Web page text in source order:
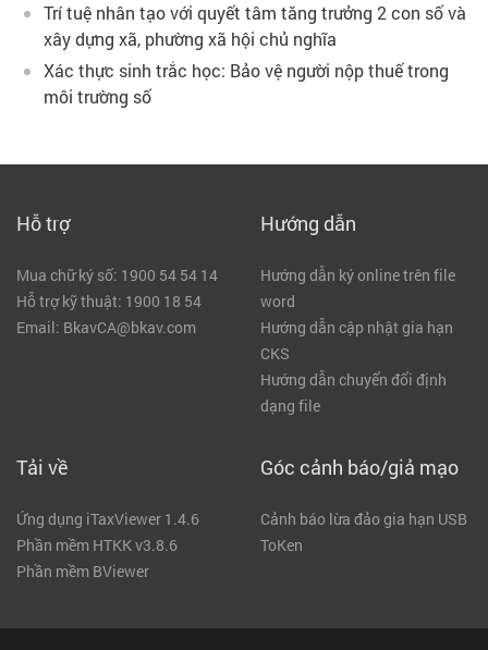
Trí tuệ nhân tạo với quyết tâm tăng trưởng 2 con số và
xây dựng xã, phường xã hội chủ nghĩa
Xác thực sinh trắc học: Bảo vệ người nộp thuế trong
môi trường số
Hỗ trợ
Mua chữ ký số: 1900 54 54 14
Hỗ trợ kỹ thuật: 1900 18 54
Email: BkavCA@bkav.com
Hướng dẫn
Hướng dẫn ký online trên file
word
Hướng dẫn cập nhật gia hạn
CKS
Hướng dẫn chuyển đổi định
dạng file
Tải về
Ứng dụng iTaxViewer 1.4.6
Phần mềm HTKK v3.8.6
Phần mềm BViewer
Góc cảnh báo/giả mạo
Cảnh báo lừa đảo gia hạn USB
ToKen